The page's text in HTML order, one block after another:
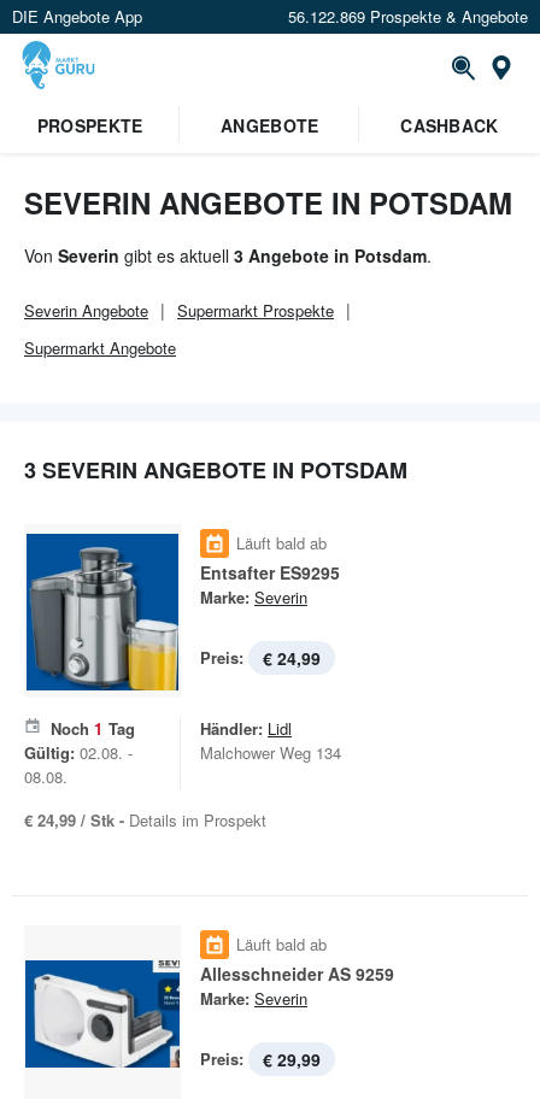
DIE Angebote App 56.122.869 Prospekte & Angebote
PROSPEKTE ANGEBOTE CASHBACK
SEVERIN ANGEBOTE IN POTSDAM
Von Severin gibt es aktuell 3 Angebote in Potsdam.
Severin Angebote Supermarkt Prospekte
Supermarkt Angebote
3 SEVERIN ANGEBOTE IN POTSDAM
Läuft bald ab
Entsafter ES9295
Marke: Severin
Preis: € 24,99
Noch 1 Tag
Gültig: 02.08. -
08.08.
Händler: Lidl
Malchower Weg 134
€ 24,99 / Stk - Details im Prospekt
Läuft bald ab
Allesschneider AS 9259
Marke: Severin
Preis: € 29,99